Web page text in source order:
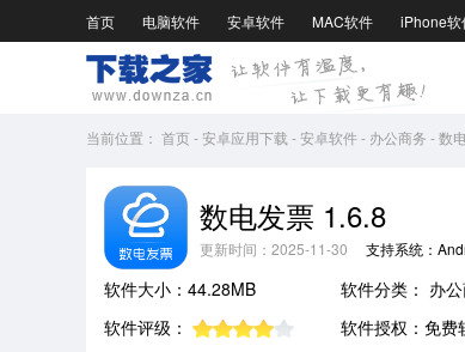
首页 电脑软件 安卓软件 MAC软件 iPhone软
当前位置： 首页-安卓应用下载 -安卓软件- 办公商务 -数
数电发票 1.6.8
更新时间：2025-11-30 支持系统：
软件大小：44.28MB 软件分类： 办
软件评级：
软件授权：免费